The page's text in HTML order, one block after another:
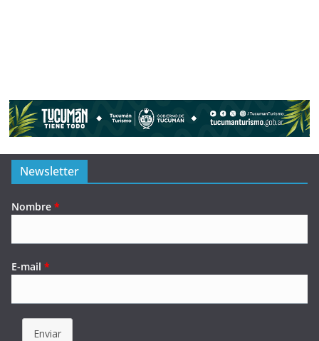
Newsletter
Nombre *
E-mail *
Enviar